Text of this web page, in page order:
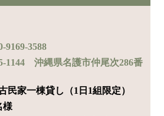
9169-3588
1144 沖縄県名護市仲尾次286番
民家一棟貸し（1日1組限定）
様